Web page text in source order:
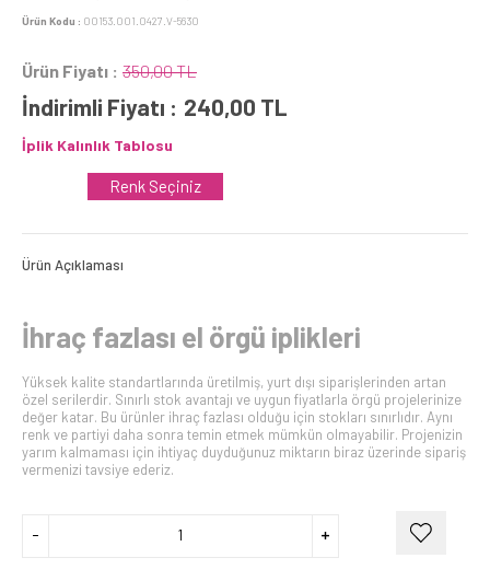
Ürün Kodu : 00153.001.0427.V-5630
Ürün Fiyatı : 350,00 TL
İndirimli Fiyatı : 240,00 TL
İplik Kalınlık Tablosu
Renk Seçiniz
Ürün Açıklaması
İhraç fazlası el örgü iplikleri
Yüksek kalite standartlarında üretilmiş, yurt dışı siparişlerinden artan
özel serilerdir. Sınırlı stok avantajı ve uygun fiyatlarla örgü projelerinize
değer katar. Bu ürünler ihraç fazlası olduğu için stokları sınırlıdır. Aynı
renk ve partiyi daha sonra temin etmek mümkün olmayabilir. Projenizin
yarım kalmaması için ihtiyaç duyduğunuz miktarın biraz üzerinde sipariş
vermenizi tavsiye ederiz.